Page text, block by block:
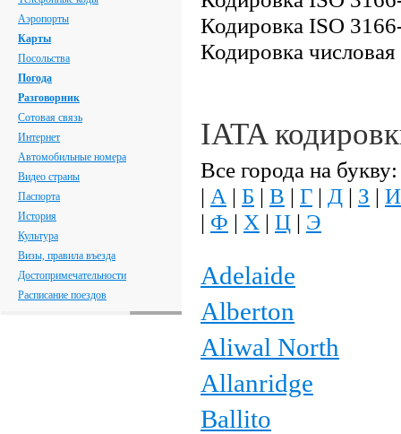
Аэропорты
Карты
Посольства
Погода
Разговорник
Сотовая связь
Интернет
Автомобильные номера
Видео страны
Паспорта
История
Культура
Визы, правила въезда
Достопримечательности
Расписание поездов
Кодировка ISO
Кодировка
IATA
Все города на букву:
| А | Б | В | Г | Д | З | И
| Ф | Х | Ц | Э
Adelaide
Alberton
Aliwal North
Allanridge
Ballito